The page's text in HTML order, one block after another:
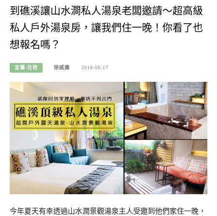
到礁溪讓山水澗私人湯泉老闆邀請～超高級
私人戶外湯泉房，讓我們住一晚！你看了也
想報名嗎？
宜蘭-住宿 徐威廉 2018-08-17
今年夏天有幸透過山水澗景觀湯泉主人受邀到他們家住一晚，